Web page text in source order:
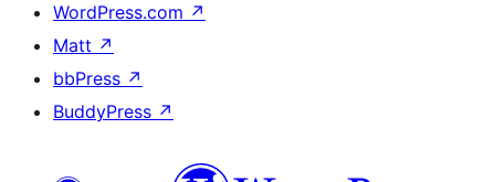
WordPress.com ↗
Matt ↗
bbPress ↗
BuddyPress ↗